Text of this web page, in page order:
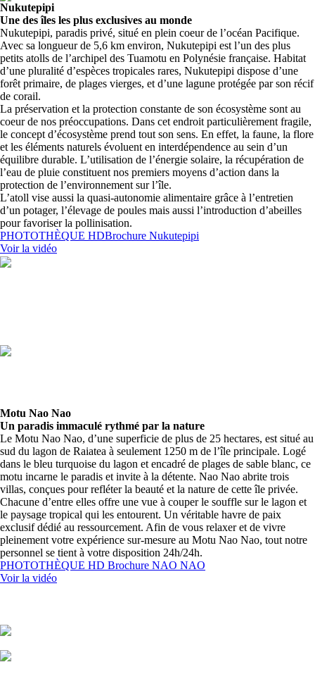
Nukutepipi
Une des îles les plus exclusives au monde
Nukutepipi, paradis privé, situé en plein coeur de l’océan Pacifique.
Avec sa longueur de 5,6 km environ, Nukutepipi est l’un des plus
petits atolls de l’archipel des Tuamotu en Polynésie française. Habitat
d’une pluralité d’espèces tropicales rares, Nukutepipi dispose d’une
forêt primaire, de plages vierges, et d’une lagune protégée par son récif
de corail.
La préservation et la protection constante de son écosystème sont au
coeur de nos préoccupations. Dans cet endroit particulièrement fragile,
le concept d’écosystème prend tout son sens. En effet, la faune, la flore
et les éléments naturels évoluent en interdépendence au sein d’un
équilibre durable. L’utilisation de l’énergie solaire, la récupération de
l’eau de pluie constituent nos premiers moyens d’action dans la
protection de l’environnement sur l’île.
L’atoll vise aussi la quasi-autonomie alimentaire grâce à l’entretien
d’un potager, l’élevage de poules mais aussi l’introduction d’abeilles
pour favoriser la pollinisation.
PHOTOTHÈQUE HDBrochure Nukutepipi
Voir la vidéo
Motu Nao Nao
Un paradis immaculé rythmé par la nature
Le Motu Nao Nao, d’une superficie de plus de 25 hectares, est situé au
sud du lagon de Raiatea à seulement 1250 m de l’île principale. Logé
dans le bleu turquoise du lagon et encadré de plages de sable blanc, ce
motu incarne le paradis et invite à la détente. Nao Nao abrite trois
villas, conçues pour refléter la beauté et la nature de cette île privée.
Chacune d’entre elles offre une vue à couper le souffle sur le lagon et
le paysage tropical qui les entourent. Un véritable havre de paix
exclusif dédié au ressourcement. Afin de vous relaxer et de vivre
pleinement votre expérience sur-mesure au Motu Nao Nao, tout notre
personnel se tient à votre disposition 24h/24h.
PHOTOTHÈQUE HD Brochure NAO NAO
Voir la vidéo